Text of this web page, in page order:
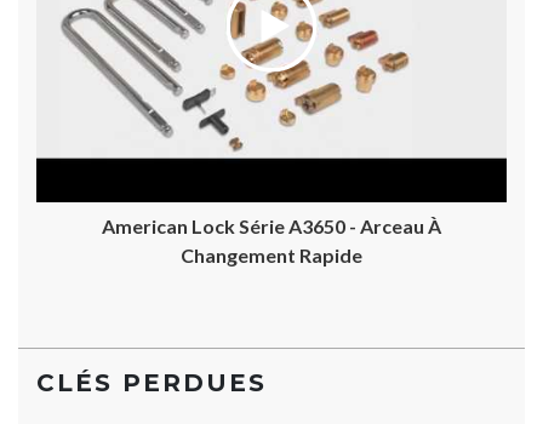
American Lock Série A3650 - Arceau À
Changement Rapide
CLÉS PERDUES